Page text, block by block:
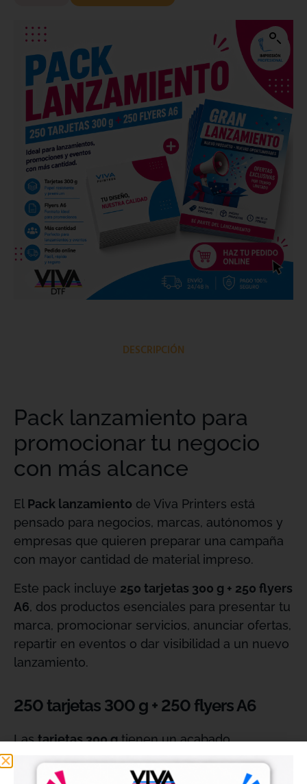
DESCRIPCIÓN
Pack lanzamiento para
promocionar tu negocio
con más alcance
El Pack lanzamiento de Viva Printers está
pensado para negocios, marcas, autónomos y
empresas que quieren preparar una campaña
con mayor cantidad de material impreso.
Este pack incluye 250 tarjetas 300 g + 250 flyers
A6, dos productos esenciales para presentar tu
marca, promocionar servicios, anunciar ofertas,
repartir en eventos o dar visibilidad a un nuevo
lanzamiento.
250 tarjetas 300 g + 250 flyers A6
Lastarjetas 300 gtienen un acabado
resistente, firme y profesional, perfecto para
entregar tus datos de contacto, presentar tu